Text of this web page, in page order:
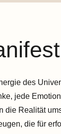
des
jede
die Realität
die für